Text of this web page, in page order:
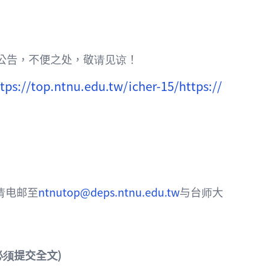
，不便之处，敬请见谅！
top.ntnu.edu.tw/icher-15/https://
电邮至ntnutop@deps.ntnu.edu.tw与台师大
提交全文)